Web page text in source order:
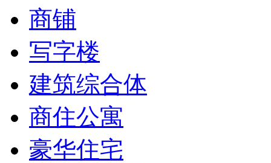
商铺
写字楼
建筑综合体
商住公寓
豪华住宅